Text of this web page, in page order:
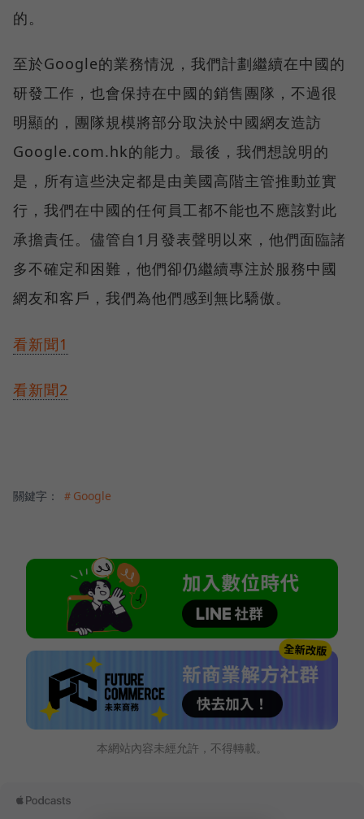
的。
至於Google的業務情況，我們計劃繼續在中國的
研發工作，也會保持在中國的銷售團隊，不過很
明顯的，團隊規模將部分取決於中國網友造訪
Google.com.hk的能力。最後，我們想說明的
是，所有這些決定都是由美國高階主管推動並實
行，我們在中國的任何員工都不能也不應該對此
承擔責任。儘管自1月發表聲明以來，他們面臨諸
多不確定和困難，他們卻仍繼續專注於服務中國
網友和客戶，我們為他們感到無比驕傲。
看新聞1
看新聞2
關鍵字： ＃Google
本網站內容未經允許，不得轉載。